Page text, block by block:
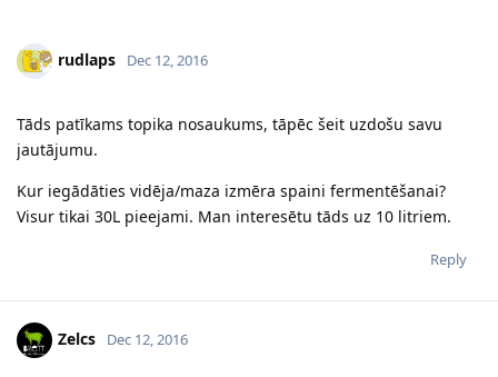
rudlaps Dec 12, 2016
Tāds patīkams topika nosaukums, tāpēc šeit uzdošu savu
jautājumu.
Kur iegādāties vidēja/maza izmēra spaini fermentēšanai?
Visur tikai 30L pieejami. Man interesētu tāds uz 10 litriem.
Reply
Zelcs Dec 12, 2016